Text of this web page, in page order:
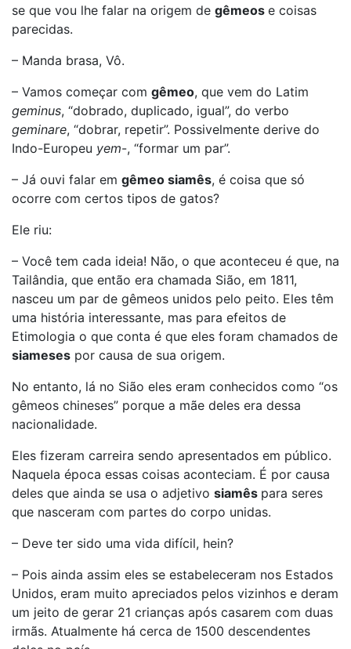
se que vou lhe falar na origem de gêmeos e coisas
parecidas.
– Manda brasa, Vô.
– Vamos começar com gêmeo, que vem do Latim
geminus, “dobrado, duplicado, igual”, do verbo
geminare, “dobrar, repetir”. Possivelmente derive do
Indo-Europeu yem-, “formar um par”.
– Já ouvi falar em gêmeo siamês, é coisa que só
ocorre com certos tipos de gatos?
Ele riu:
– Você tem cada ideia! Não, o que aconteceu é que, na
Tailândia, que então era chamada Sião, em 1811,
nasceu um par de gêmeos unidos pelo peito. Eles têm
uma história interessante, mas para efeitos de
Etimologia o que conta é que eles foram chamados de
siameses por causa de sua origem.
No entanto, lá no Sião eles eram conhecidos como “os
gêmeos chineses” porque a mãe deles era dessa
nacionalidade.
Eles fizeram carreira sendo apresentados em público.
Naquela época essas coisas aconteciam. É por causa
deles que ainda se usa o adjetivo siamês para seres
que nasceram com partes do corpo unidas.
– Deve ter sido uma vida difícil, hein?
– Pois ainda assim eles se estabeleceram nos Estados
Unidos, eram muito apreciados pelos vizinhos e deram
um jeito de gerar 21 crianças após casarem com duas
irmãs. Atualmente há cerca de 1500 descendentes